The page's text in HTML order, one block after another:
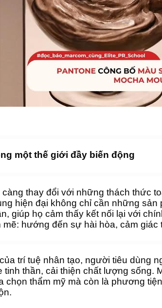
một thế giới đầy biến động
thay đổi với những thách thức
hiện đại không chỉ cần những
giúp họ cảm thấy kết nối lại với
mẽ: hướng đến sự hài hòa, cảm
trí tuệ nhân tạo, người tiêu dùng
thần, cải thiện chất lượng
chọn thẩm mỹ mà còn là phương